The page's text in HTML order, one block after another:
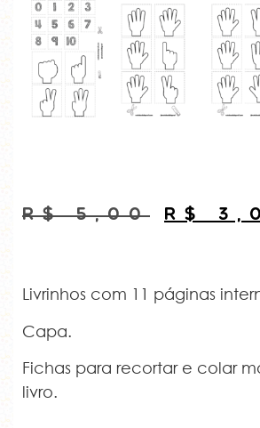
R$5,00 R$
Livrinhos com 11 páginas
Capa.
Fichas para recortar e colar
livro.